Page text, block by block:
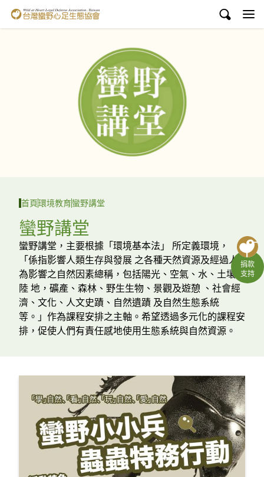
台灣蠻野心足生態協會
臉書
YouTube
捐款
支持
首頁環境教育蠻野講堂
蠻野講堂
蠻野講堂，主要根據「環境基本法」 所定義環境，
「係指影響人類生存與發展 之各種天然資源及經過人
為影響之自然因素總稱，包括陽光、空氣、水、土壤、
陸 地，礦產、森林、野生生物、景觀及遊憩 、社會經
濟、文化、人文史蹟、自然遺蹟 及自然生態系統
等。」作為課程安排之主軸。希望透過多元化的課程安
排，促使人們有責任感地使用生態系統與自然資源。